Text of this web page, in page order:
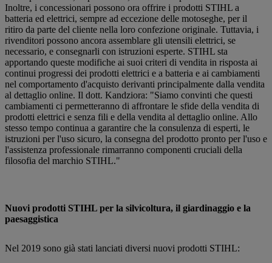
Inoltre, i concessionari possono ora offrire i prodotti STIHL a
batteria ed elettrici, sempre ad eccezione delle motoseghe, per il
ritiro da parte del cliente nella loro confezione originale. Tuttavia, i
rivenditori possono ancora assemblare gli utensili elettrici, se
necessario, e consegnarli con istruzioni esperte. STIHL sta
apportando queste modifiche ai suoi criteri di vendita in risposta ai
continui progressi dei prodotti elettrici e a batteria e ai cambiamenti
nel comportamento d'acquisto derivanti principalmente dalla vendita
al dettaglio online. Il dott. Kandziora: "Siamo convinti che questi
cambiamenti ci permetteranno di affrontare le sfide della vendita di
prodotti elettrici e senza fili e della vendita al dettaglio online. Allo
stesso tempo continua a garantire che la consulenza di esperti, le
istruzioni per l'uso sicuro, la consegna del prodotto pronto per l'uso e
l'assistenza professionale rimarranno componenti cruciali della
filosofia del marchio STIHL."
Nuovi prodotti STIHL per la silvicoltura, il giardinaggio e la
paesaggistica
Nel 2019 sono già stati lanciati diversi nuovi prodotti STIHL: